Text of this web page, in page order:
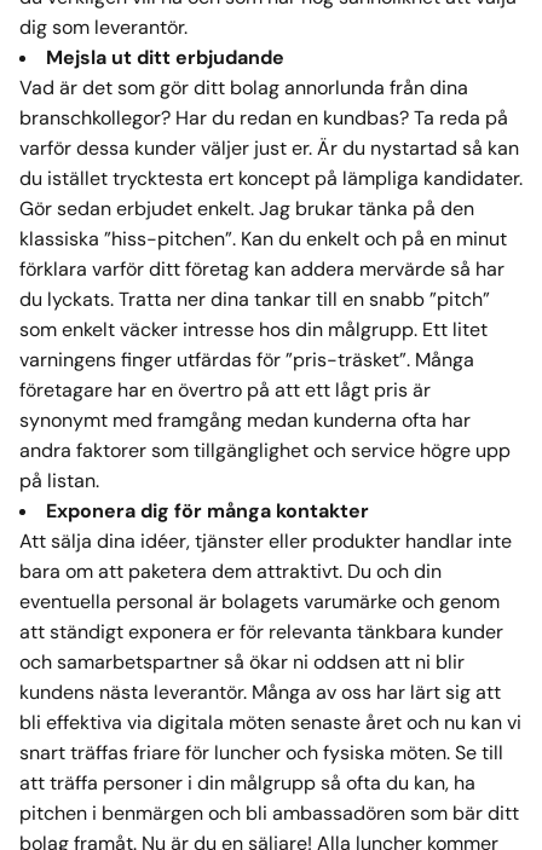
dig som leverantör.
Mejsla ut ditt erbjudande
Vad är det som gör ditt bolag annorlunda från dina
branschkollegor? Har du redan en kundbas? Ta reda på
varför dessa kunder väljer just er. Är du nystartad så kan
du istället trycktesta ert koncept på lämpliga kandidater.
Gör sedan erbjudet enkelt. Jag brukar tänka på den
klassiska ”hiss-pitchen”. Kan du enkelt och på en minut
förklara varför ditt företag kan addera mervärde så har
du lyckats. Tratta ner dina tankar till en snabb ”pitch”
som enkelt väcker intresse hos din målgrupp. Ett litet
varningens finger utfärdas för ”pris-träsket”. Många
företagare har en övertro på att ett lågt pris är
synonymt med framgång medan kunderna ofta har
andra faktorer som tillgänglighet och service högre upp
på listan.
Exponera dig för många kontakter
Att sälja dina idéer, tjänster eller produkter handlar inte
bara om att paketera dem attraktivt. Du och din
eventuella personal är bolagets varumärke och genom
att ständigt exponera er för relevanta tänkbara kunder
och samarbetspartner så ökar ni oddsen att ni blir
kundens nästa leverantör. Många av oss har lärt sig att
bli effektiva via digitala möten senaste året och nu kan vi
snart träffas friare för luncher och fysiska möten. Se till
att träffa personer i din målgrupp så ofta du kan, ha
pitchen i benmärgen och bli ambassadören som bär ditt
bolag framåt. Nu är du en säljare! Alla luncher kommer